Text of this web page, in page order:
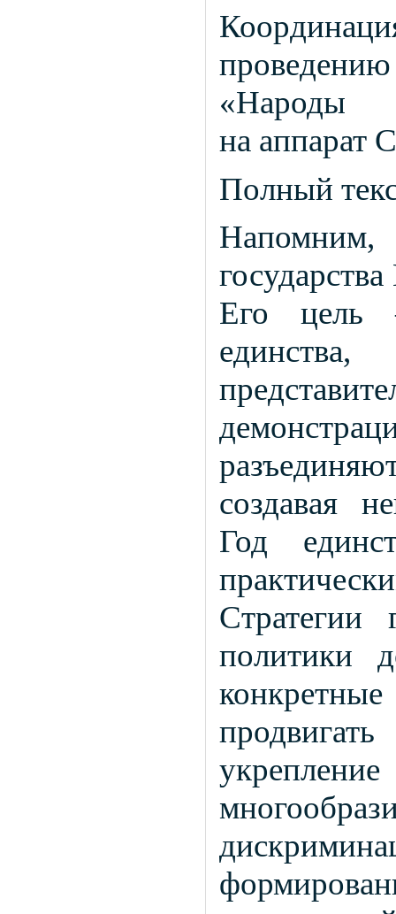
на аппарат
Полный
Напомним,
Его цель
создавая
Год
Стратегии
политики